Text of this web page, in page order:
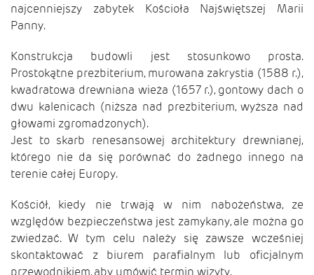
najcenniejszy zabytek Kościoła Najświętszej Marii
Panny.
Konstrukcja budowli jest stosunkowo prosta.
Prostokątne prezbiterium, murowana zakrystia (1588 r.),
kwadratowa drewniana wieża (1657 r.), gontowy dach o
dwu kalenicach (niższa nad prezbiterium, wyższa nad
głowami zgromadzonych).
Jest to skarb renesansowej architektury drewnianej,
którego nie da się porównać do żadnego innego na
terenie całej Europy.
Kościół, kiedy nie trwają w nim nabożeństwa, ze
względów bezpieczeństwa jest zamykany, ale można go
zwiedzać. W tym celu należy się zawsze wcześniej
skontaktować z biurem parafialnym lub oficjalnym
przewodnikiem, aby umówić termin wizyty.